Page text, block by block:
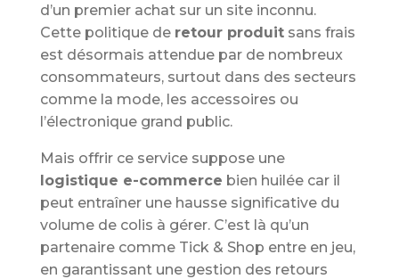
d’un premier achat sur un site inconnu.
Cette politique de retour produitsans frais
est désormais attendue par de nombreux
consommateurs, surtout dans des secteurs
comme la mode, les accessoires ou
l’électronique grand public.
Mais offrir ce service suppose une
logistique e-commerce bien huilée car il
peut entraîner une hausse significative du
volume de colis à gérer. C’est là qu’un
partenaire comme Tick & Shop entre en jeu,
en garantissant une gestion des retours